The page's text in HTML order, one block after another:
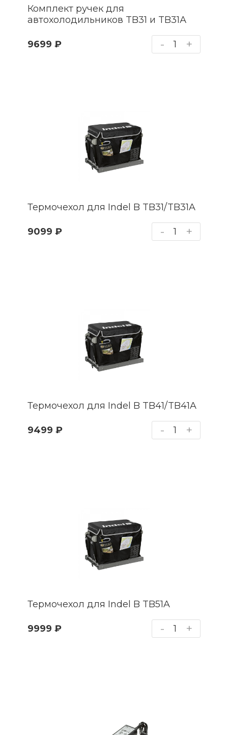
Комплект ручек для
автохолодильников TB31 и TB31А
9699 ₽ - +
Термочехол для Indel B TB31/TB31A
9099 ₽ - +
Термочехол для Indel B TB41/TB41A
9499 ₽ - +
Термочехол для Indel B TB51A
9999 ₽ - +